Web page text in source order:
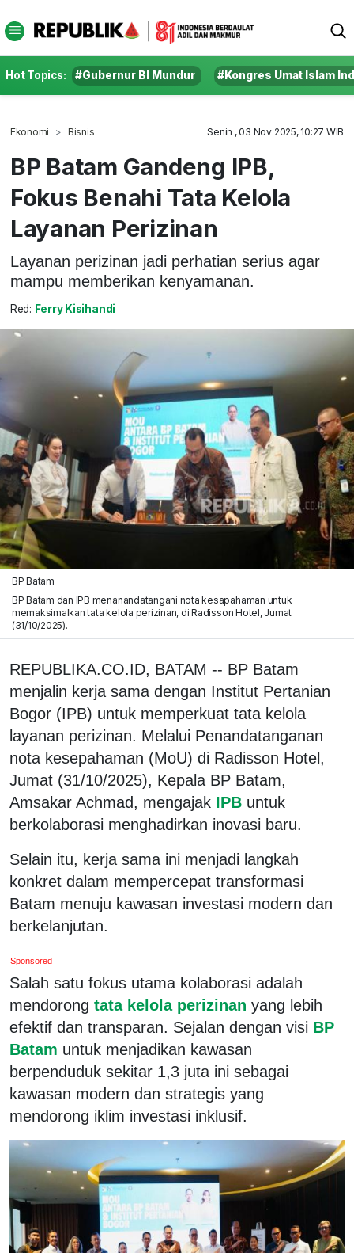
Hot Topics: #Gubernur BI Mundur #Kongres Umat Islam
Ekonomi Bisnis Senin , 03 Nov 2025, 10:27 WIB
BP Batam Gandeng IPB,
Fokus Benahi Tata Kelola
Layanan Perizinan
Layanan perizinan jadi perhatian serius agar
mampu memberikan kenyamanan.
Red: Ferry Kisihandi
BP Batam
BP Batam dan IPB menanandatangani nota kesapahaman untuk
memaksimalkan tata kelola perizinan, di Radisson Hotel, Jumat
(31/10/2025).
REPUBLIKA.CO.ID, BATAM -- BP Batam
menjalin kerja sama dengan Institut Pertanian
Bogor (IPB) untuk memperkuat tata kelola
layanan perizinan. Melalui Penandatanganan
nota kesepahaman (MoU) di Radisson Hotel,
Jumat (31/10/2025), Kepala BP Batam,
Amsakar Achmad, mengajak IPB untuk
berkolaborasi menghadirkan inovasi baru.
Selain itu, kerja sama ini menjadi langkah
konkret dalam mempercepat transformasi
Batam menuju kawasan investasi modern dan
berkelanjutan.
Sponsored
Salah satu fokus utama kolaborasi adalah
mendorong tata kelola perizinan yang lebih
efektif dan transparan. Sejalan dengan visi BP
Batam untuk menjadikan kawasan
berpenduduk sekitar 1,3 juta ini sebagai
kawasan modern dan strategis yang
mendorong iklim investasi inklusif.